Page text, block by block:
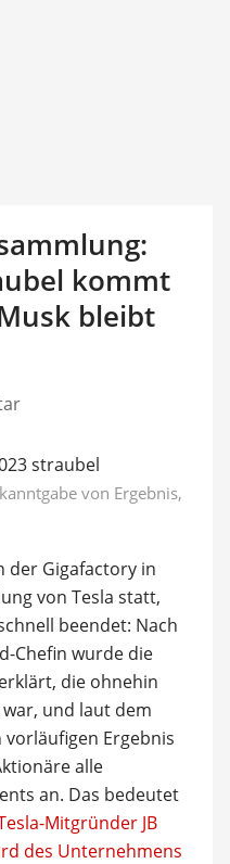
kommt
bleibt
von Ergebnis,
der Gigafactory in
von Tesla statt,
beendet: Nach
Chefin wurde die
die ohnehin
und laut dem
Ergebnis
alle
an. Das bedeutet
Mitgründer JB
des Unternehmens